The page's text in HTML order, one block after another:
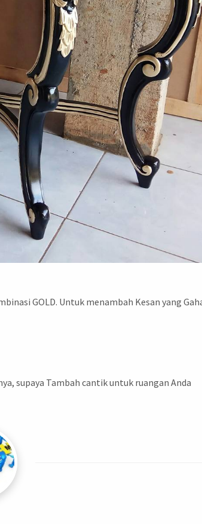
GOLD. Untuk menambah Kesan yang
supaya Tambah cantik untuk ruangan Anda